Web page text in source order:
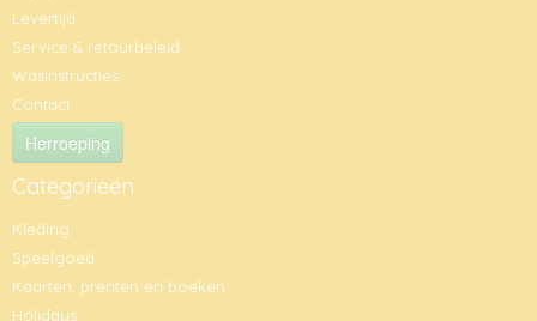
Levertijd
Service & retourbeleid
Wasinstructies
Contact
Herroeping
Categorieën
Kleding
Speelgoed
Kaarten, prenten en boeken
Holidays